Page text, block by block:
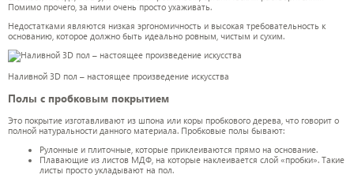
Помимо прочего, за ними очень просто ухаживать.
Недостатками являются низкая эргономичность и высокая требовательность к
основанию, которое должно быть идеально ровным, чистым и сухим.
Наливной 3D пол – настоящее произведение искусства
Полы с пробковым покрытием
Это покрытие изготавливают из шпона или коры пробкового дерева, что говорит о
полной натуральности данного материала. Пробковые полы бывают:
Рулонные и плиточные, которые приклеиваются прямо на основание.
Плавающие из листов МДФ, на которые наклеивается слой «пробки». Такие
листы просто укладывают на пол.